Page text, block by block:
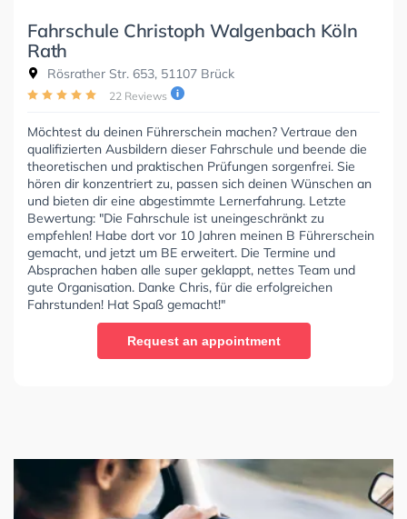
Fahrschule Christoph Walgenbach Köln
Rath
Rösrather Str. 653, 51107 Brück
22 Reviews
Möchtest du deinen Führerschein machen? Vertraue den
qualifizierten Ausbildern dieser Fahrschule und beende die
theoretischen und praktischen Prüfungen sorgenfrei. Sie
hören dir konzentriert zu, passen sich deinen Wünschen an
und bieten dir eine abgestimmte Lernerfahrung. Letzte
Bewertung: "Die Fahrschule ist uneingeschränkt zu
empfehlen! Habe dort vor 10 Jahren meinen B Führerschein
gemacht, und jetzt um BE erweitert. Die Termine und
Absprachen haben alle super geklappt, nettes Team und
gute Organisation. Danke Chris, für die erfolgreichen
Fahrstunden! Hat Spaß gemacht!"
Request an appointment